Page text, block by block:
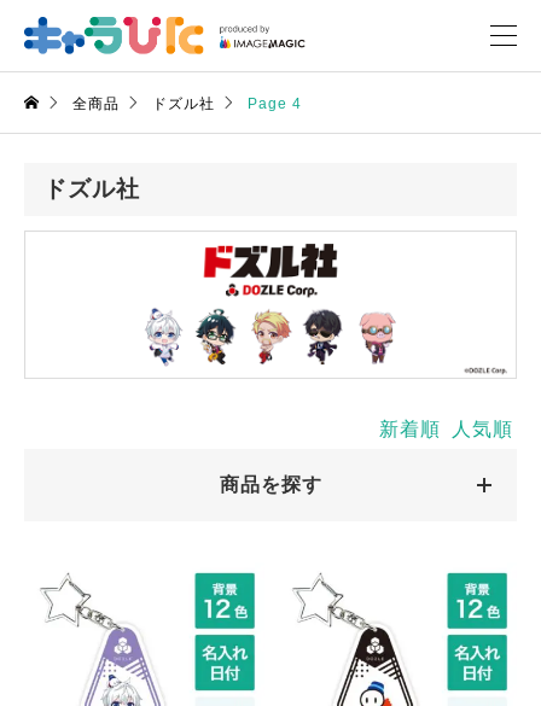
全商品 ドズル社 Page 4
ドズル社
新着順 人気順
商品を探す
ドズル社
商品絞込 絞込解除